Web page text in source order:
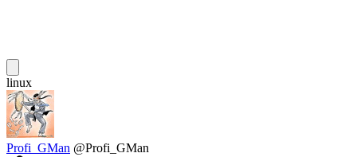
linux
Profi_GMan @Profi_GMan